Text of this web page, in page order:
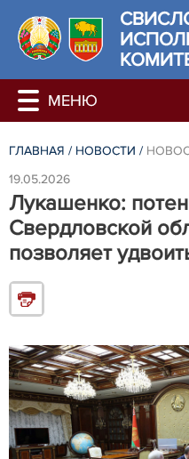
ГЛАВНАЯ / НОВОСТИ /
19.05.2026
Лукашенко:
Свердловской
позволяет